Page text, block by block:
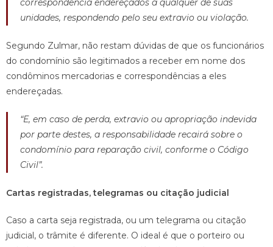
correspondência endereçados a qualquer de suas
unidades, respondendo pelo seu extravio ou violação.
Segundo Zulmar, não restam dúvidas de que os funcionários
do condomínio são legitimados a receber em nome dos
condôminos mercadorias e correspondências a eles
endereçadas.
“E, em caso de perda, extravio ou apropriação indevida
por parte destes, a responsabilidade recairá sobre o
condomínio para reparação civil, conforme o Código
Civil”.
Cartas registradas, telegramas ou citação judicial
Caso a carta seja registrada, ou um telegrama ou citação
judicial, o trâmite é diferente. O ideal é que o porteiro ou